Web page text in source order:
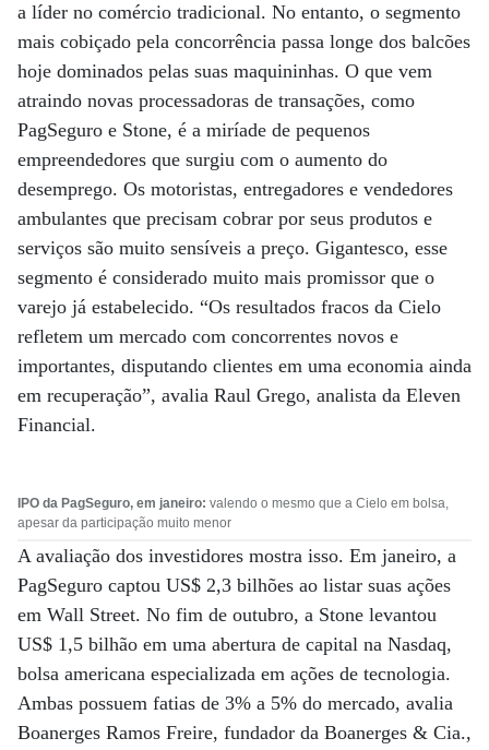
a líder no comércio tradicional. No entanto, o segmento
mais cobiçado pela concorrência passa longe dos balcões
hoje dominados pelas suas maquininhas. O que vem
atraindo novas processadoras de transações, como
PagSeguro e Stone, é a miríade de pequenos
empreendedores que surgiu com o aumento do
desemprego. Os motoristas, entregadores e vendedores
ambulantes que precisam cobrar por seus produtos e
serviços são muito sensíveis a preço. Gigantesco, esse
segmento é considerado muito mais promissor que o
varejo já estabelecido. “Os resultados fracos da Cielo
refletem um mercado com concorrentes novos e
importantes, disputando clientes em uma economia ainda
em recuperação”, avalia Raul Grego, analista da Eleven
Financial.
IPO da PagSeguro, em janeiro: valendo o mesmo que a Cielo em bolsa,
apesar da participação muito menor
A avaliação dos investidores mostra isso. Em janeiro, a
PagSeguro captou US$ 2,3 bilhões ao listar suas ações
em Wall Street. No fim de outubro, a Stone levantou
US$ 1,5 bilhão em uma abertura de capital na Nasdaq,
bolsa americana especializada em ações de tecnologia.
Ambas possuem fatias de 3% a 5% do mercado, avalia
Boanerges Ramos Freire, fundador da Boanerges & Cia.,